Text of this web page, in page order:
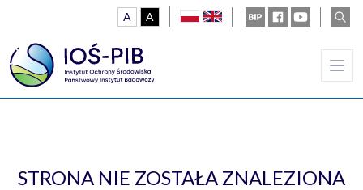
Ustawienia
A
A
polskienglish BIP FacebookYoutube
STRONA NIE ZOSTAŁA ZNALEZIONA